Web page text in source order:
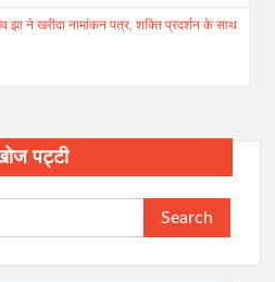
झा ने खरीदा नामांकन पत्र, शक्ति प्रदर्शन के साथ
पट्टी
Search
for: